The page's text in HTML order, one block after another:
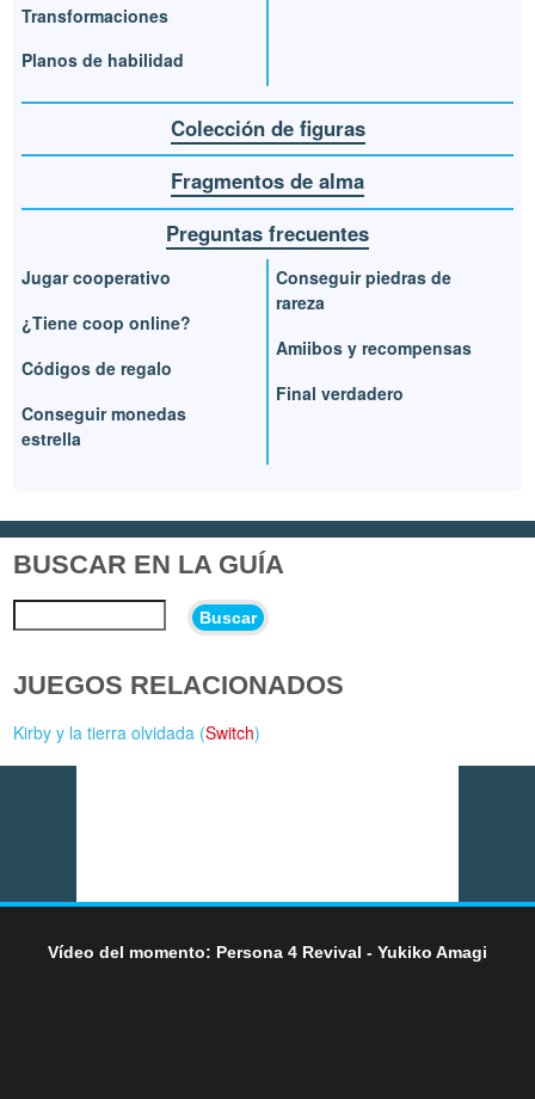
Transformaciones
Planos de habilidad
Colección de figuras
Fragmentos de alma
Preguntas frecuentes
Jugar cooperativo
¿Tiene coop online?
Códigos de regalo
Conseguir monedas
estrella
Conseguir piedras de
rareza
Amiibos y recompensas
Final verdadero
BUSCAR EN LA GUÍA
Buscar
JUEGOS RELACIONADOS
Kirby y la tierra olvidada (Switch)
Vídeo del momento: Persona 4 Revival - Yukiko Amagi